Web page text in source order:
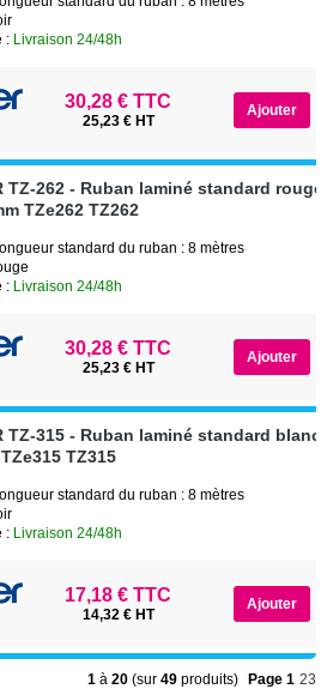
: Livraison 24/48h
30,28 € TTC
25,23 € HT
TZ-262 - Ruban laminé standard
TZe262 TZ262
standard du ruban : 8 mètres
: Livraison 24/48h
30,28 € TTC
25,23 € HT
TZ-315 - Ruban laminé standard
TZ315
standard du ruban : 8 mètres
: Livraison 24/48h
17,18 € TTC
14,32 € HT
1 à20 (sur49 produits) Page 1 23